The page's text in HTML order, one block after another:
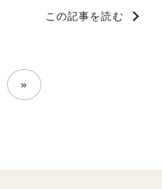
この記事を読む
»